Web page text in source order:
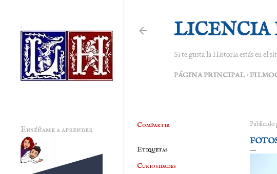
LICENCIA
Si te gusta la Historia estás en el
PÁGINA PRINCIPAL
Compartir
Etiquetas
Curiosidades
Publicado
.
Enséñame a aprender